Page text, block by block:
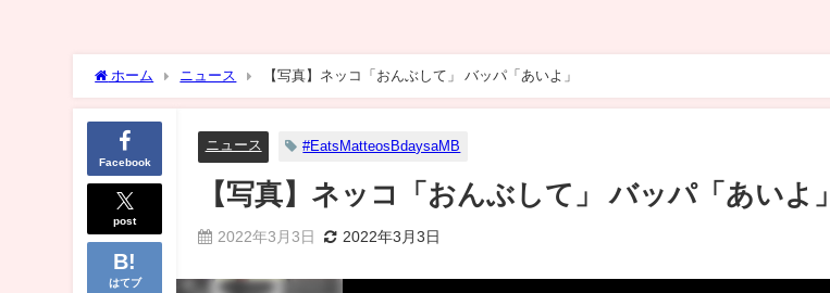
ホーム ニュース 【写真】ネッコ「おんぶして」 バッパ「あいよ」
Facebook
post
はてブ
ニュース #EatsMatteosBdaysaMB
【写真】ネッコ「おんぶして」 バッパ「あいよ」
2022年3月3日 2022年3月3日